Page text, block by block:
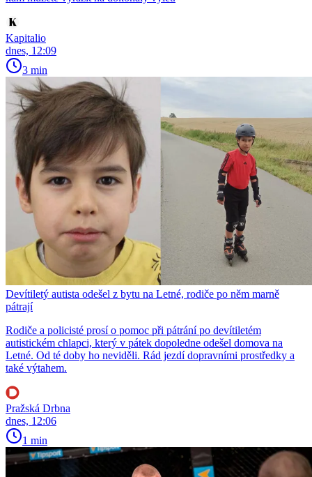
Kapitalio
dnes, 12:09
3 min
Devítiletý autista odešel z bytu na Letné, rodiče po něm marně
pátrají
Rodiče a policisté prosí o pomoc při pátrání po devítiletém
autistickém chlapci, který v pátek dopoledne odešel domova na
Letné. Od té doby ho neviděli. Rád jezdí dopravními prostředky a
také výtahem.
Pražská Drbna
dnes, 12:06
1 min